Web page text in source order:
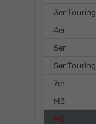
3er Touring
4er
5er
5er Touring
7er
M3
M5